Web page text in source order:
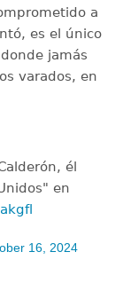
a
es el único
jamás
varados, en
él
en
16, 2024